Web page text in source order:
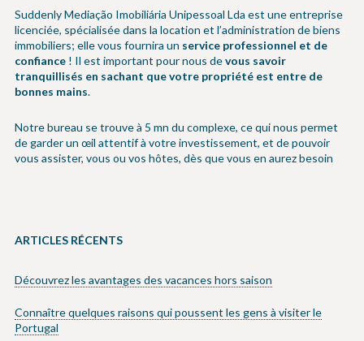
Suddenly Mediação Imobiliária Unipessoal Lda est une entreprise
licenciée, spécialisée dans la location et l’administration de biens
immobiliers; elle vous fournira un service professionnel et de
confiance! Il est important pour nous devous savoir
tranquillisés en sachant que votre propriété est entre de
bonnes mains.
Notre bureau se trouve à 5 mn du complexe, ce qui nous permet
de garder un œil attentif à votre investissement, et de pouvoir
vous assister, vous ou vos hôtes, dès que vous en aurez besoin
ARTICLES RÉCENTS
Découvrez les avantages des vacances hors saison
Connaître quelques raisons qui poussent les gens à visiter le
Portugal